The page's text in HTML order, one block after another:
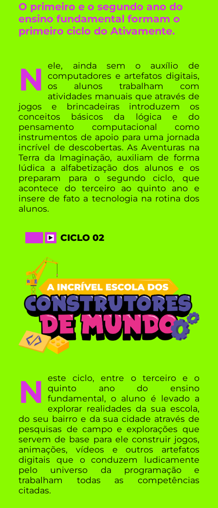
O primeiro e o segundo ano do
ensino fundamental formam o
primeiro ciclo do Ativamente.
Nele, ainda sem o auxílio de
computadores e artefatos digitais,
os alunos trabalham com
atividades manuais que através de
jogos e brincadeiras introduzem os
conceitos básicos da lógica e do
pensamento computacional como
instrumentos de apoio para uma jornada
incrível de descobertas. As Aventuras na
Terra da Imaginação, auxiliam de forma
lúdica a alfabetização dos alunos e os
preparam para o segundo ciclo, que
acontece do terceiro ao quinto ano e
insere de fato a tecnologia na rotina dos
alunos.
CICLO 02
Neste ciclo, entre o terceiro e o
quinto ano do ensino
fundamental, o aluno é levado a
explorar realidades da sua escola,
do seu bairro e da sua cidade através de
pesquisas de campo e explorações que
servem de base para ele construir jogos,
animações, vídeos e outros artefatos
digitais que o conduzem ludicamente
pelo universo da programação e
trabalham todas as competências
citadas.